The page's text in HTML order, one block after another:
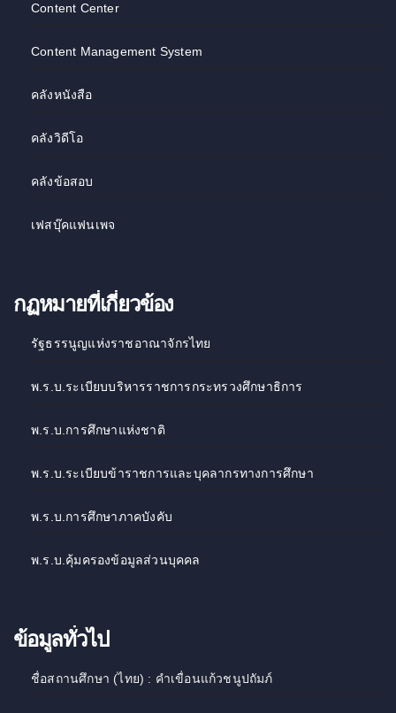
Content Center
Content Management System
คลังหนังสือ
คลังวิดีโอ
คลังข้อสอบ
เฟสบุ๊คแฟนเพจ
กฏหมายที่เกี่ยวข้อง
รัฐธรรนูญแห่งราชอาณาจักรไทย
พ.ร.บ.ระเบียบบริหารราชการกระทรวงศึกษาธิการ
พ.ร.บ.การศึกษาแห่งชาติ
พ.ร.บ.ระเบียบข้าราชการและบุคลากรทางการศึกษา
พ.ร.บ.การศึกษาภาคบังคับ
พ.ร.บ.คุ้มครองข้อมูลส่วนบุคคล
ข้อมูลทั่วไป
ชื่อสถานศึกษา (ไทย) : คำเขื่อนแก้วชนูปถัมภ์